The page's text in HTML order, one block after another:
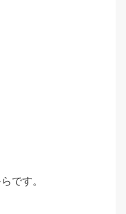
です。